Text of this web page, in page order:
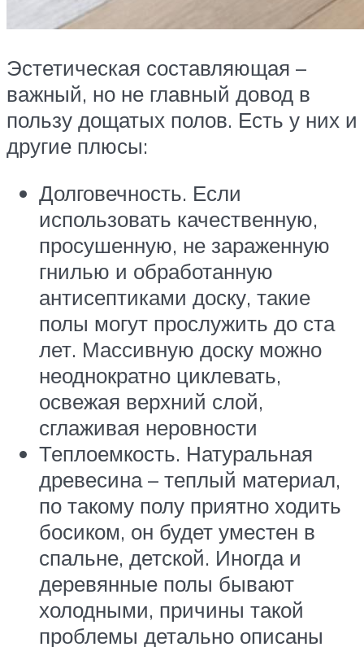
Эстетическая составляющая –
важный, но не главный довод в
пользу дощатых полов. Есть у них и
другие плюсы:
Долговечность. Если
использовать качественную,
просушенную, не зараженную
гнилью и обработанную
антисептиками доску, такие
полы могут прослужить до ста
лет. Массивную доску можно
неоднократно циклевать,
освежая верхний слой,
сглаживая неровности
Теплоемкость. Натуральная
древесина – теплый материал,
по такому полу приятно ходить
босиком, он будет уместен в
спальне, детской. Иногда и
деревянные полы бывают
холодными, причины такой
проблемы детально описаны